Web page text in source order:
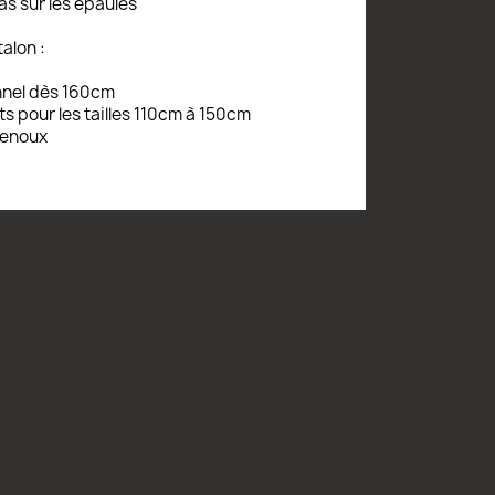
:
dès 160cm
pour les tailles 110cm à 150cm